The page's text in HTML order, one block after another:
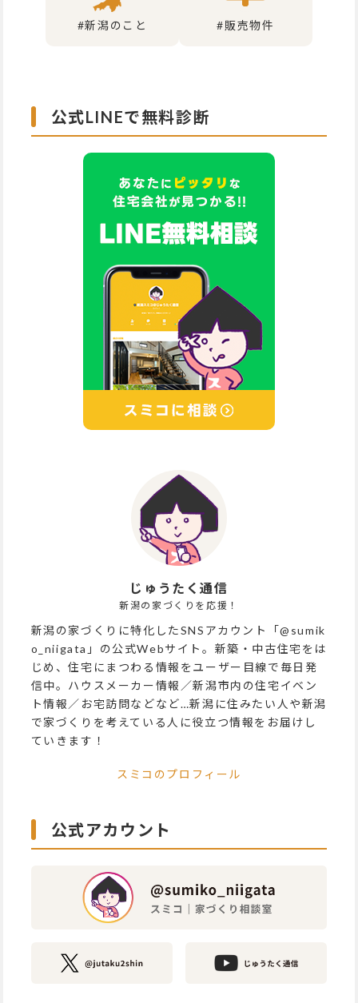
じゅうたく通信
新潟の家づくりを応援！
新潟の家づくりに特化したSNSアカウント「@sumik
o_niigata」の公式Webサイト。新築・中古住宅をは
じめ、住宅にまつわる情報をユーザー目線で毎日発
信中。ハウスメーカー情報／新潟市内の住宅イベン
ト情報／お宅訪問などなど…新潟に住みたい人や新潟
で家づくりを考えている人に役立つ情報をお届けし
ていきます！
スミコのプロフィール
公式アカウント
公式LINEで無料診断
#新潟のこと #販売物件